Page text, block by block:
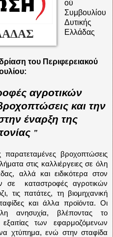
ού
Συμβουλίου
Δυτικής
Ελλάδας
του Περιφερειακού
αγροτικών
και την
έναρξη της
”
βροχοπτώσεις
στις καλλιέργειες σε όλη
αλλά και ειδικότερα στον
σε
καταστροφές αγροτικών
τις πατάτες, τη βιομηχανική
και άλλα προϊόντα. Οι
ανησυχία, βλέποντας το
των εφαρμοζόμενων
χτύπημα, ενώ στην σταφίδα